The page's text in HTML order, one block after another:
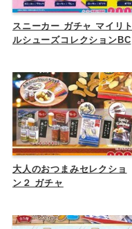
スニーカー ガチャ マイリト
ルシューズコレクションBC
大人のおつまみセレクショ
ン２ ガチャ